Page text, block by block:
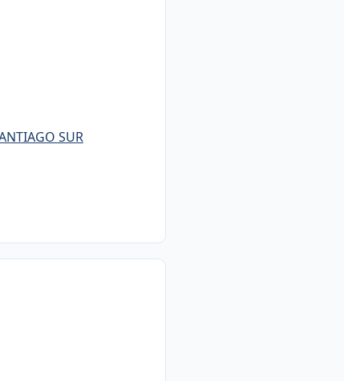
SUR